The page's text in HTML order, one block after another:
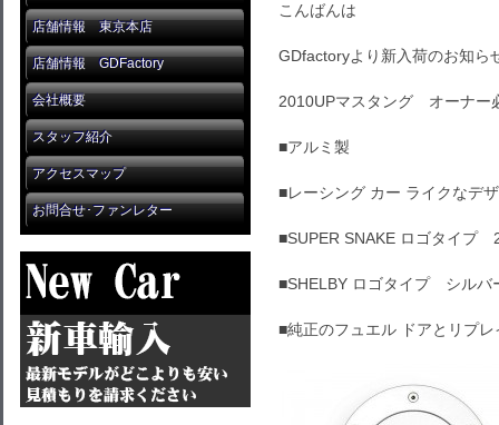
店舗情報 東京本店
店舗情報 GDFactory
会社概要
スタッフ紹介
アクセスマップ
お問合せ･ファンレター
こんばんは
GDfactoryより新入荷のお知ら
2010UPマスタング オーナー
■アルミ製
■レーシング カー ライクなデ
■SUPER SNAKE ロゴタイ
■SHELBY ロゴタイプ シルバ
■純正のフュエル ドアとリプレ